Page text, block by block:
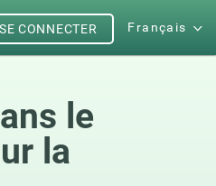
Français
SE CONNECTER
le
la